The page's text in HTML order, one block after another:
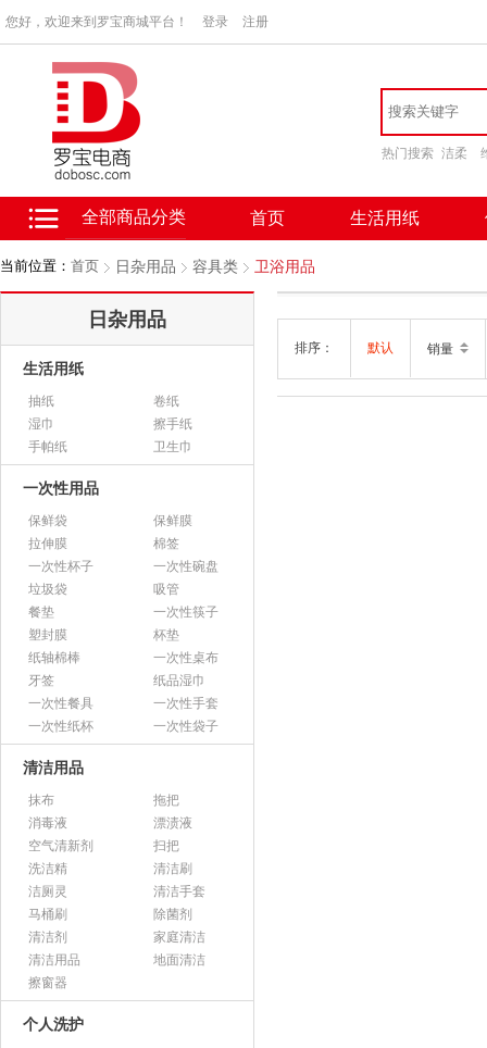
您好，欢迎来到罗宝商城平台！ 登录 注册
热门搜索 洁柔
全部商品分类 首页 生活用纸
当前位置： 首页 日杂用品 容具类 卫浴用品
日杂用品
生活用纸
抽纸
卷纸
湿巾
擦手纸
手帕纸
卫生巾
一次性用品
保鲜袋
保鲜膜
拉伸膜
棉签
一次性杯子
一次性碗盘
垃圾袋
吸管
餐垫
一次性筷子
塑封膜
杯垫
纸轴棉棒
一次性桌布
牙签
纸品湿巾
一次性餐具
一次性手套
一次性纸杯
一次性袋子
清洁用品
抹布
拖把
消毒液
漂渍液
空气清新剂
扫把
洗洁精
清洁刷
洁厕灵
清洁手套
马桶刷
除菌剂
清洁剂
家庭清洁
清洁用品
地面清洁
擦窗器
个人洗护
排序： 默认 销量